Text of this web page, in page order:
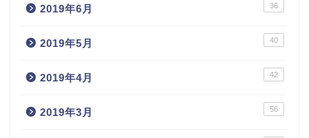
2019年6月 36
2019年5月 40
2019年4月 42
2019年3月 56